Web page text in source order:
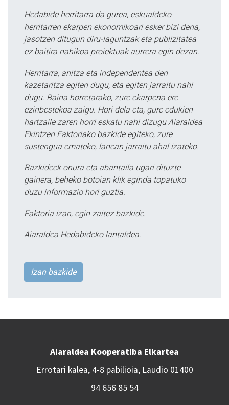
Hedabide herritarra da gurea, eskualdeko
herritarren ekarpen ekonomikoari esker bizi dena,
jasotzen ditugun diru-laguntzak eta publizitatea
ez baitira nahikoa proiektuak aurrera egin dezan.
Herritarra, anitza eta independentea den
kazetaritza egiten dugu, eta egiten jarraitu nahi
dugu. Baina horretarako, zure ekarpena ere
ezinbestekoa zaigu. Hori dela eta, gure edukien
hartzaile zaren horri eskatu nahi dizugu Aiaraldea
Ekintzen Faktoriako bazkide egiteko, zure
sustengua emateko, lanean jarraitu ahal izateko.
Bazkideek onura eta abantaila ugari dituzte
gainera, beheko botoian klik eginda topatuko
duzu informazio hori guztia.
Faktoria izan, egin zaitez bazkide.
Aiaraldea Hedabideko lantaldea.
Izan bazkide
Aiaraldea Kooperatiba Elkartea
Errotari kalea, 4-8 pabilioia, Laudio 01400
94 656 85 54